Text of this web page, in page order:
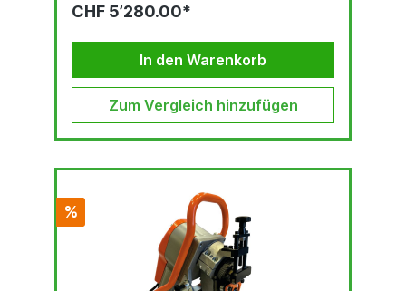
Materialabscherung mittels eines
effizient und arbeitet laufruhig und geräuscharm.
Universell einsetzbar: Stationär oder mit
Eigenvorschub an langen Stahlplatten. Die
CHF 5’280.00*
In den Warenkorb
Zum Vergleich hinzufügen
%